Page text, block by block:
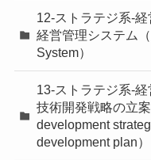
12-ストラテジ系-
経営管理システム
System）
13-ストラテジ系-
技術開発戦略の立
development
development plan）